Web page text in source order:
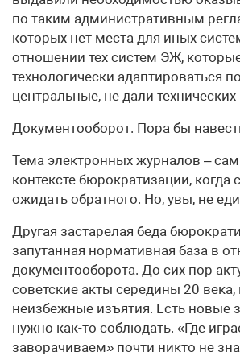
по таким административным
которых нет места для иных
отношении тех систем ЭЖ,
технологически адаптироваться
центральные, не дали
Документооборот. Пора бы
Тема электронных журналов –
контексте бюрократизации, когда
ожидать обратного. Но, увы, не
Другая застарелая беда
запутанная нормативная база в
документооборота. До сих пор
советские акты середины 20 века,
неизбежные изъятия. Есть новые
нужно как-то соблюдать. «Где
заворачиваем» почти никто не